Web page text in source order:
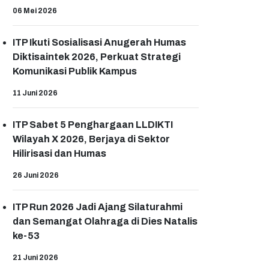
06 Mei 2026
ITP Ikuti Sosialisasi Anugerah Humas
Diktisaintek 2026, Perkuat Strategi
Komunikasi Publik Kampus
11 Juni 2026
ITP Sabet 5 Penghargaan LLDIKTI
Wilayah X 2026, Berjaya di Sektor
Hilirisasi dan Humas
26 Juni 2026
ITP Run 2026 Jadi Ajang Silaturahmi
dan Semangat Olahraga di Dies Natalis
ke-53
21 Juni 2026